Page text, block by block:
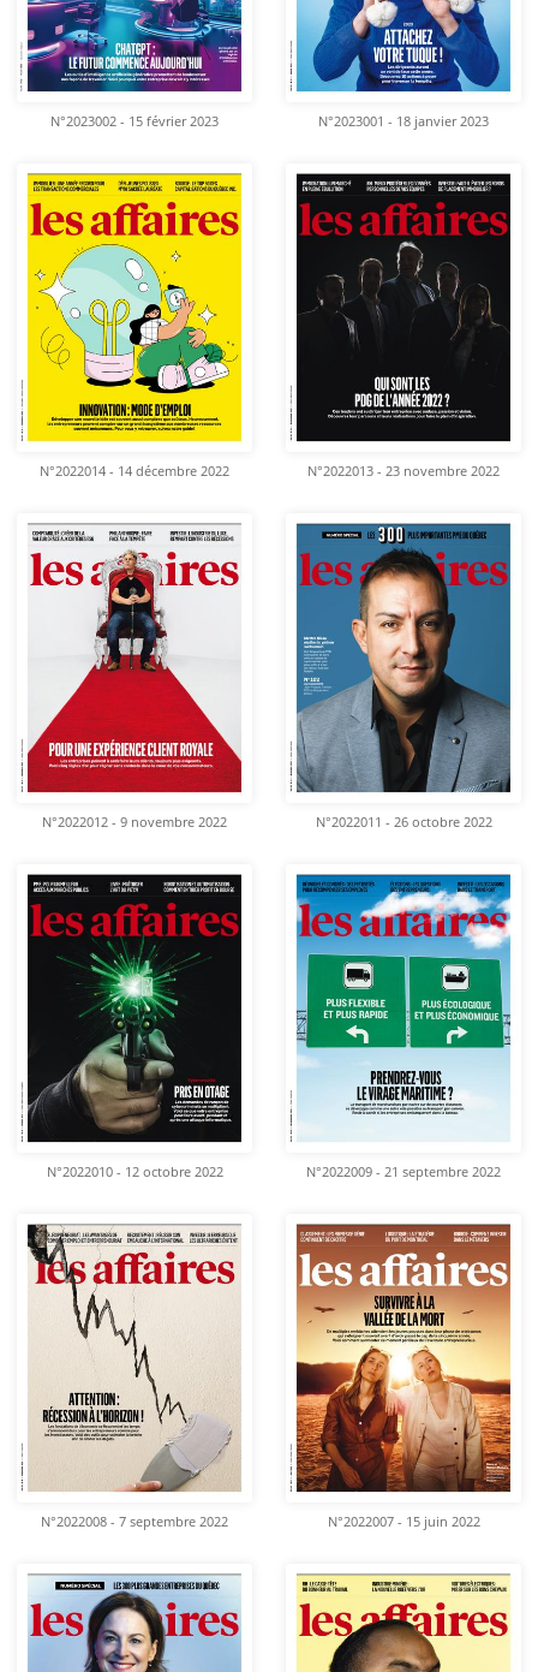
N°2023002 - 15 février 2023 N°2023001 - 18 janvier 2023
N°2022014 - 14 décembre 2022 N°2022013 - 23 novembre 2022
N°2022012 - 9 novembre 2022 N°2022011 - 26 octobre 2022
N°2022010 - 12 octobre 2022 N°2022009 - 21 septembre 2022
N°2022008 - 7 septembre 2022 N°2022007 - 15 juin 2022